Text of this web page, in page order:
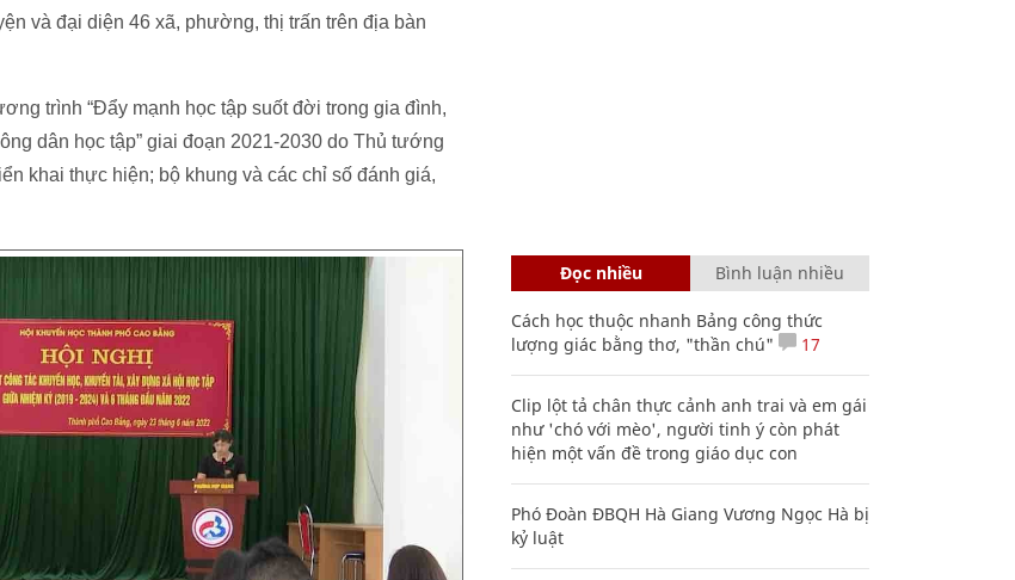
và đại diện 46 xã, phường, thị trấn trên địa bàn
trình “Đẩy mạnh học tập suốt đời trong gia đình,
dân học tập” giai đoạn 2021-2030 do Thủ tướng
khai thực hiện; bộ khung và các chỉ số đánh giá,
Đọc nhiều Bình luận nhiều
Cách học thuộc nhanh Bảng công thức
lượng giác bằng thơ, "thần chú"
17
Clip lột tả chân thực cảnh anh trai và em gái
như 'chó với mèo', người tinh ý còn phát
hiện một vấn đề trong giáo dục con
Phó Đoàn ĐBQH Hà Giang Vương Ngọc Hà bị
kỷ luật